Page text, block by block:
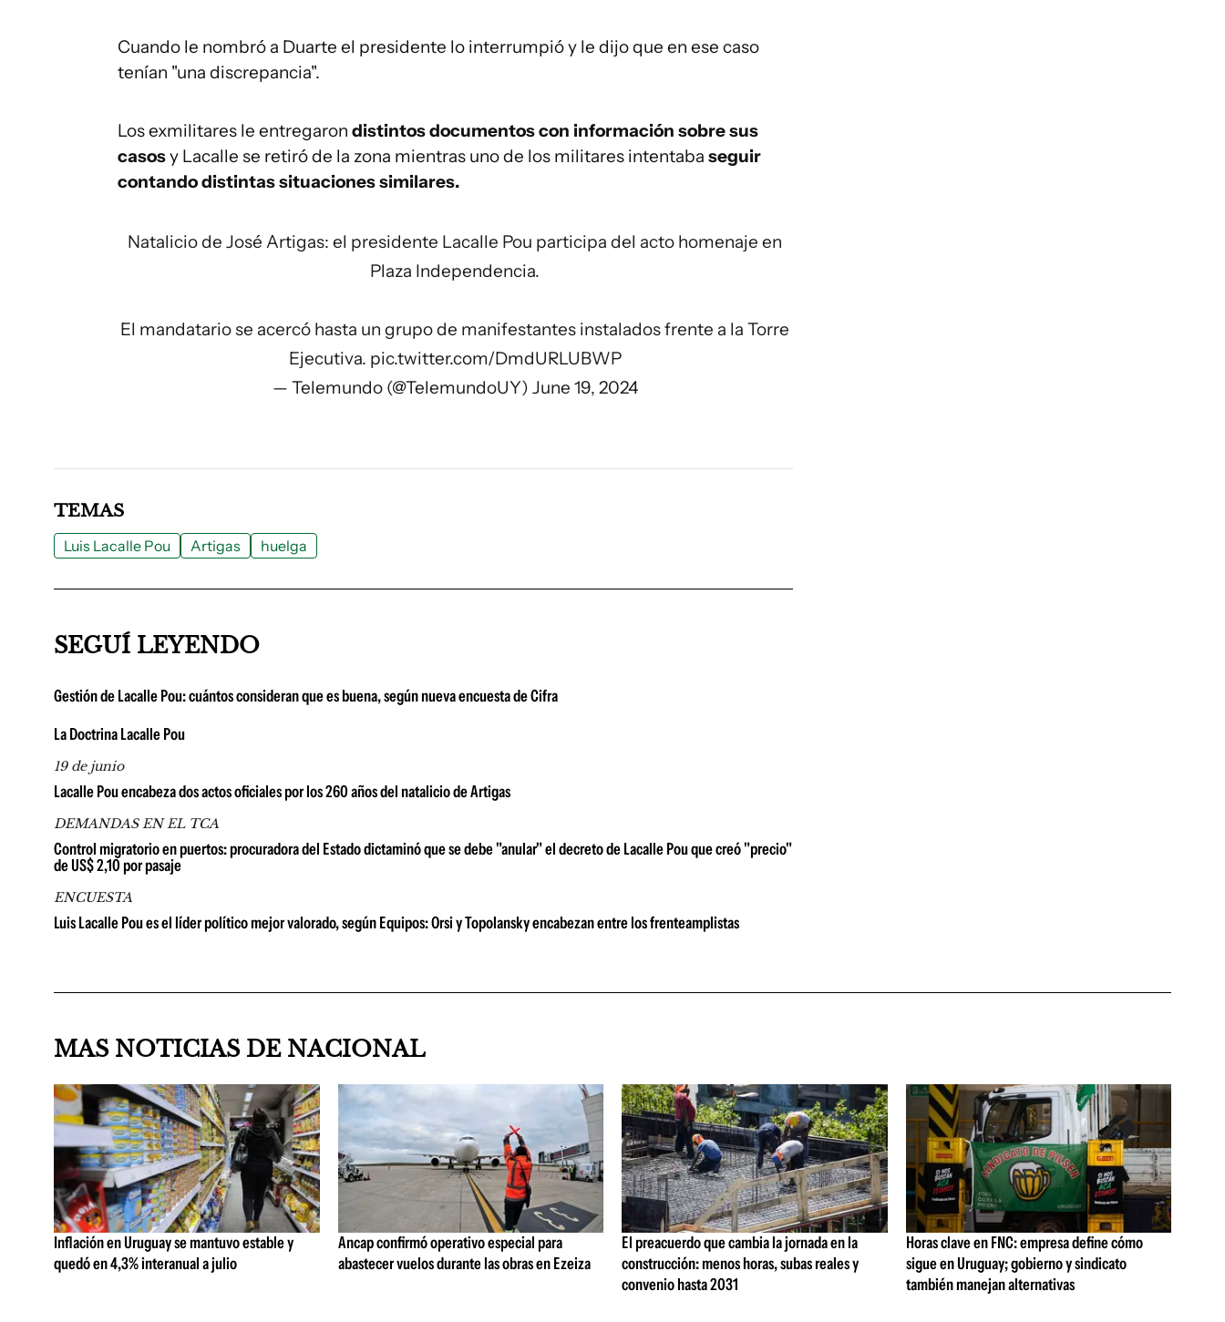
Cuando le nombró a Duarte el presidente lo interrumpió y le dijo que en ese caso
tenían "una discrepancia".
Los exmilitares le entregaron distintos documentos con información sobre sus
casosy Lacalle se retiró de la zona mientras uno de los militares intentaba seguir
contando distintas situaciones similares.
Natalicio de José Artigas: el presidente Lacalle Pou participa del acto homenaje en
Plaza Independencia.
El mandatario se acercó hasta un grupo de manifestantes instalados frente a la Torre
Ejecutiva. pic.twitter.com/DmdURLUBWP
— Telemundo (@TelemundoUY) June 19, 2024
TEMAS
Luis Lacalle Pou Artigas huelga
SEGUÍ LEYENDO
Gestión de Lacalle Pou: cuántos consideran que es buena, según nueva encuesta de Cifra
La Doctrina Lacalle Pou
19 de junio
Lacalle Pou encabeza dos actos oficiales por los 260 años del natalicio de Artigas
DEMANDAS EN EL TCA
Control migratorio en puertos: procuradora del Estado dictaminó que se debe "anular" el decreto de Lacalle Pou que creó "precio"
de US$ 2,10 por pasaje
ENCUESTA
Luis Lacalle Pou es el líder político mejor valorado, según Equipos: Orsi y Topolansky encabezan entre los frenteamplistas
MAS NOTICIAS DE NACIONAL
Inflación en Uruguay se mantuvo estable y
quedó en 4,3% interanual a julio
Ancap confirmó operativo especial para
abastecer vuelos durante las obras en Ezeiza
El preacuerdo que cambia la jornada en la
construcción: menos horas, subas reales y
convenio hasta 2031
Horas clave en FNC: empresa define cómo
sigue en Uruguay; gobierno y sindicato
también manejan alternativas